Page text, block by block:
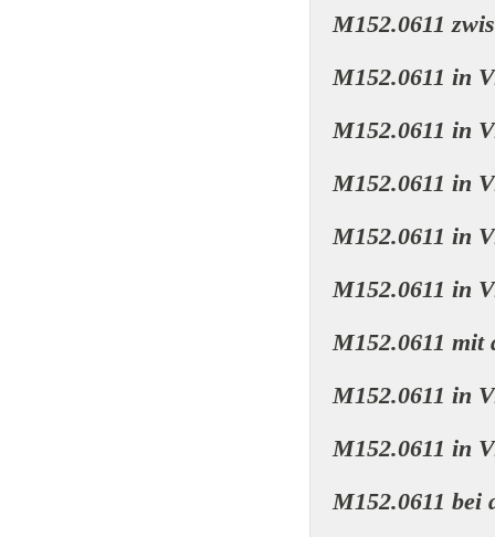
M152.0611
M152.0611 in
M152.0611 in
M152.0611 in
M152.0611 in
M152.0611 in
M152.0611 mit
M152.0611 in
M152.0611 in
M152.0611 bei